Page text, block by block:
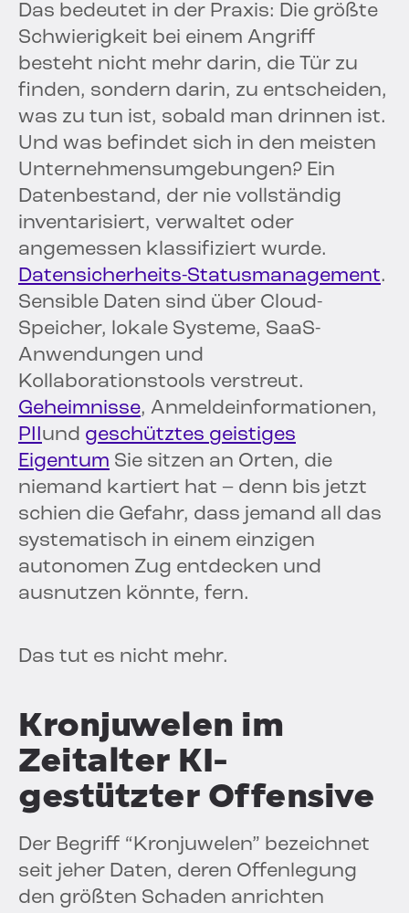
Das bedeutet in der Praxis: Die größte
Schwierigkeit bei einem Angriff
besteht nicht mehr darin, die Tür zu
finden, sondern darin, zu entscheiden,
was zu tun ist, sobald man drinnen ist.
Und was befindet sich in den meisten
Unternehmensumgebungen? Ein
Datenbestand, der nie vollständig
inventarisiert, verwaltet oder
angemessen klassifiziert wurde.
Datensicherheits-Statusmanagement.
Sensible Daten sind über Cloud-
Speicher, lokale Systeme, SaaS-
Anwendungen und
Kollaborationstools verstreut.
Geheimnisse, Anmeldeinformationen,
PIIund geschütztes geistiges
Eigentum Sie sitzen an Orten, die
niemand kartiert hat – denn bis jetzt
schien die Gefahr, dass jemand all das
systematisch in einem einzigen
autonomen Zug entdecken und
ausnutzen könnte, fern.
Das tut es nicht mehr.
Kronjuwelen im
Zeitalter KI-
gestützter Offensive
Der Begriff “Kronjuwelen” bezeichnet
seit jeher Daten, deren Offenlegung
den größten Schaden anrichten